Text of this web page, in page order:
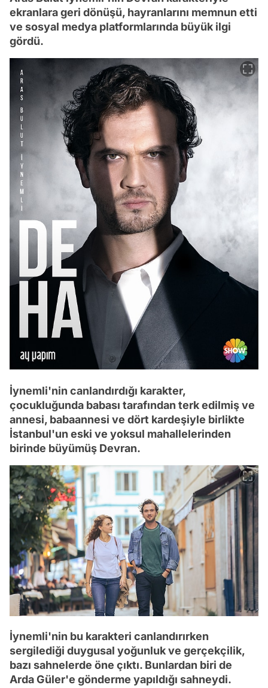
ekranlara geri dönüşü, hayranlarını memnun etti
ve sosyal medya platformlarında büyük ilgi
gördü.
İynemli'nin canlandırdığı karakter,
çocukluğunda babası tarafından terk edilmiş ve
annesi, babaannesi ve dört kardeşiyle birlikte
İstanbul'un eski ve yoksul mahallelerinden
birinde büyümüş Devran.
İynemli'nin bu karakteri canlandırırken
sergilediği duygusal yoğunluk ve gerçekçilik,
bazı sahnelerde öne çıktı. Bunlardan biri de
Arda Güler'e gönderme yapıldığı sahneydi.